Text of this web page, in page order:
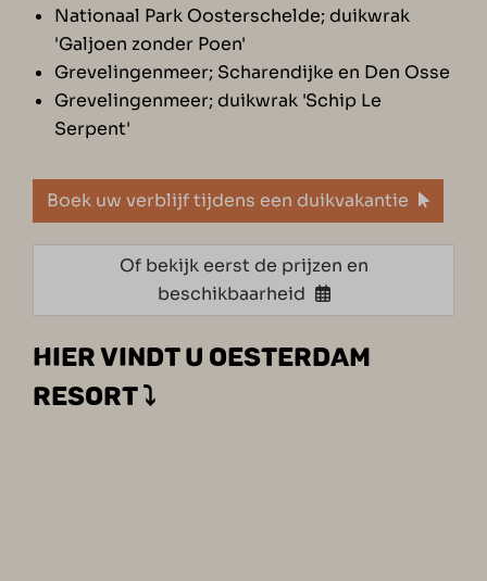
Nationaal Park Oosterschelde; duikwrak
'Galjoen zonder Poen'
Grevelingenmeer; Scharendijke en Den Osse
Grevelingenmeer; duikwrak 'Schip Le
Serpent'
Boek uw verblijf tijdens een duikvakantie
Of bekijk eerst de prijzen en
beschikbaarheid
HIER VINDT U OESTERDAM
RESORT ⤵